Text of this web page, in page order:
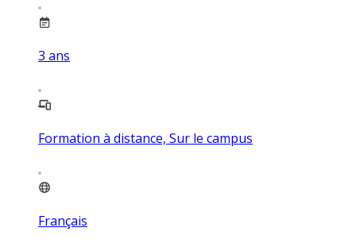
3 ans
Formation à distance, Sur le campus
Français